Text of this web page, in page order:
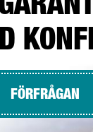
FÖRFRÅGAN